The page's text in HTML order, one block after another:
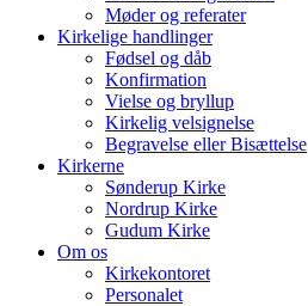
Møder og referater
Kirkelige handlinger
Fødsel og dåb
Konfirmation
Vielse og bryllup
Kirkelig velsignelse
Begravelse eller Bisættelse
Kirkerne
Sønderup Kirke
Nordrup Kirke
Gudum Kirke
Om os
Kirkekontoret
Personalet